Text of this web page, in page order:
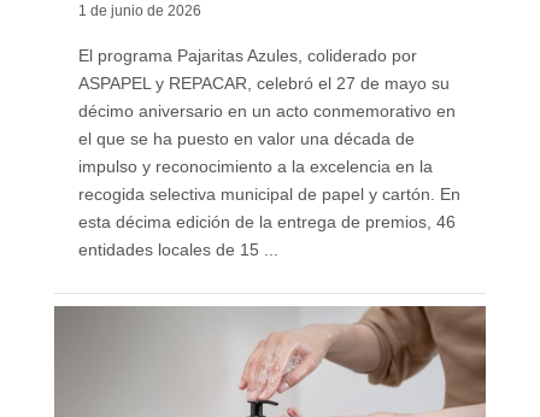
1 de junio de 2026
El programa Pajaritas Azules, coliderado por
ASPAPEL y REPACAR, celebró el 27 de mayo su
décimo aniversario en un acto conmemorativo en
el que se ha puesto en valor una década de
impulso y reconocimiento a la excelencia en la
recogida selectiva municipal de papel y cartón. En
esta décima edición de la entrega de premios, 46
entidades locales de 15 ...